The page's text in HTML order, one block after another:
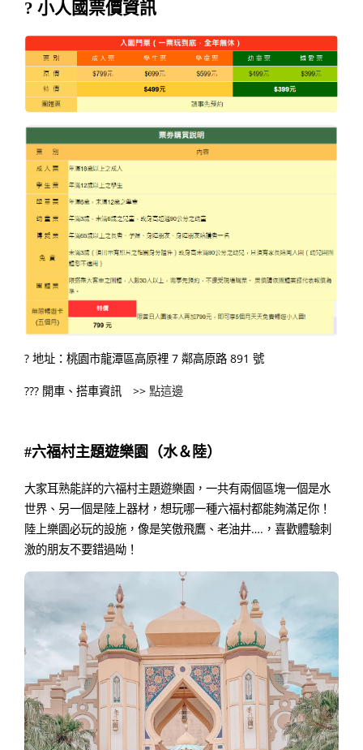
? 小人國票價資訊
? 地址：桃園市龍潭區高原裡 7 鄰高原路 891 號
??? 開車、搭車資訊 >> 點這邊
#六福村主題遊樂園（水＆陸）
大家耳熟能詳的六福村主題遊樂園，一共有兩個區塊一個是水
世界、另一個是陸上器材，想玩哪一種六福村都能夠滿足你！
陸上樂園必玩的設施，像是笑傲飛鷹、老油井….，喜歡體驗刺
激的朋友不要錯過呦！